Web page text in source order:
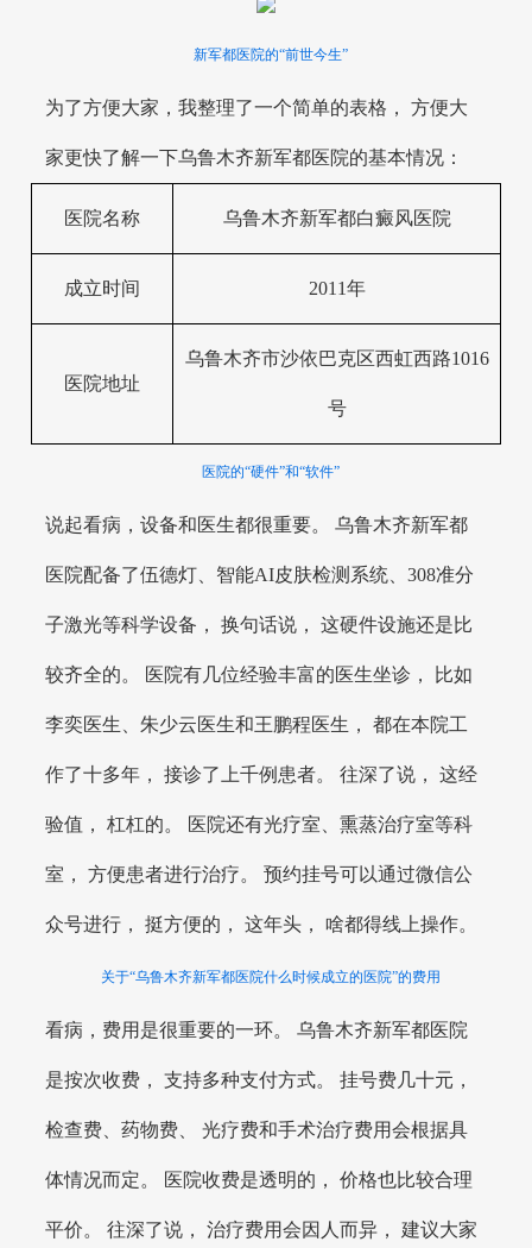
新军都医院的“前世今生”
为了方便大家，我整理了一个简单的表格， 方便大
家更快了解一下乌鲁木齐新军都医院的基本情况：
医院名称 乌鲁木齐新军都白癜风医院
成立时间 2011年
医院地址
乌鲁木齐市沙依巴克区西虹西路1016
号
医院的“硬件”和“软件”
说起看病，设备和医生都很重要。 乌鲁木齐新军都
医院配备了伍德灯、智能AI皮肤检测系统、308准分
子激光等科学设备， 换句话说， 这硬件设施还是比
较齐全的。 医院有几位经验丰富的医生坐诊， 比如
李奕医生、朱少云医生和王鹏程医生， 都在本院工
作了十多年， 接诊了上千例患者。 往深了说， 这经
验值， 杠杠的。 医院还有光疗室、熏蒸治疗室等科
室， 方便患者进行治疗。 预约挂号可以通过微信公
众号进行， 挺方便的， 这年头， 啥都得线上操作。
关于“乌鲁木齐新军都医院什么时候成立的医院”的费用
看病，费用是很重要的一环。 乌鲁木齐新军都医院
是按次收费， 支持多种支付方式。 挂号费几十元，
检查费、药物费、 光疗费和手术治疗费用会根据具
体情况而定。 医院收费是透明的， 价格也比较合理
平价。 往深了说， 治疗费用会因人而异， 建议大家